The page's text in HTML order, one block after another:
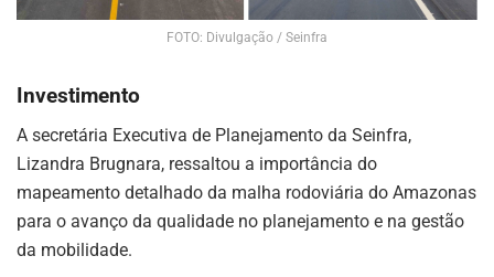
FOTO: Divulgação / Seinfra
Investimento
A secretária Executiva de Planejamento da Seinfra,
Lizandra Brugnara, ressaltou a importância do
mapeamento detalhado da malha rodoviária do Amazonas
para o avanço da qualidade no planejamento e na gestão
da mobilidade.